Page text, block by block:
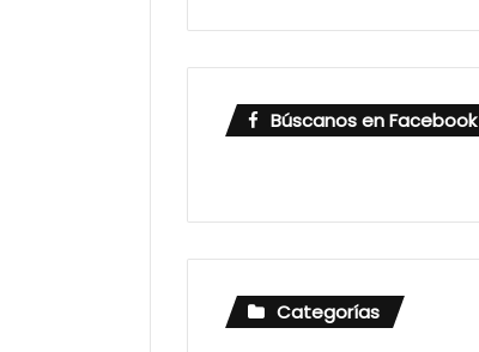
Búscanos en Facebook
Categorías